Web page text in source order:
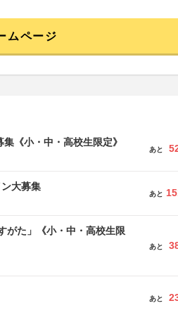
ムページ
《小・中・高校生限定》
あと
大募集
あと
がた」《小・中・高校生限
あと
あと